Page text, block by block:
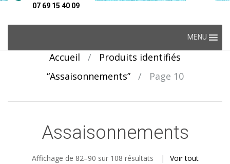
07 69 15 40 09
MENU
Accueil /
Produits identifiés
“Assaisonnements”
/ Page 10
Assaisonnements
Affichage de 82–90 sur 108 résultats Voir tout